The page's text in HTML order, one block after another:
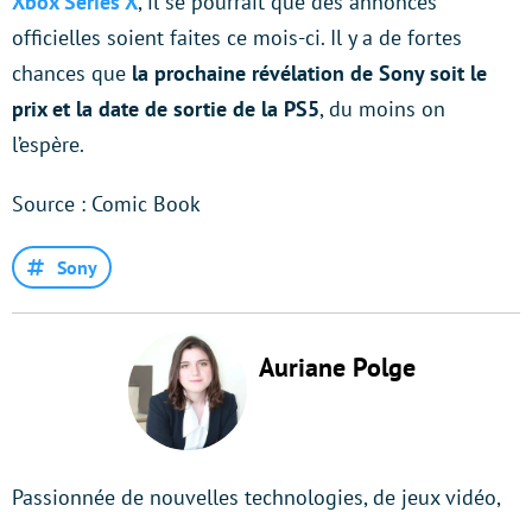
officielles soient faites ce mois-ci. Il y a de fortes
chances que la prochaine révélation de Sony soit le
prix et la date de sortie de la PS5, du moins on
l’espère.
Source : Comic Book
Sony
Auriane Polge
Passionnée de nouvelles technologies, de jeux vidéo,